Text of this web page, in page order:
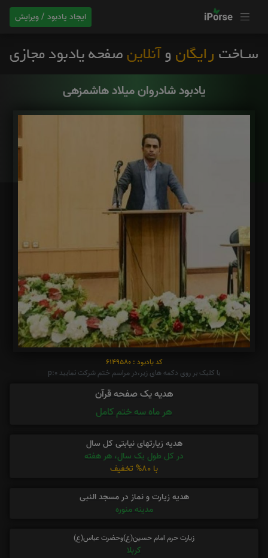
ایجاد یادبود / ویرایش
یادبود شادروان میلاد هاشمزهی
کد یادبود : 6149580
با کلیک بر روی دکمه های زیر،در مراسم ختم شرکت نمایید p:0
هدیه یک صفحه قرآن
هر ماه سه ختم کامل
هدیه زیارتهای نیابتی کل سال
در کل طول یک سال، هر هفته
با 80% تخفیف
هدیه زیارت و نماز در مسجد النبی
مدینه منوره
زیارت حرم امام حسین(ع)وحضرت عباس(ع)
کربلا